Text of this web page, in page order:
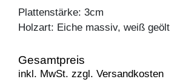
Plattenstärke: 3cm
Holzart: Eiche massiv, weiß geölt
Gesamtpreis
inkl. MwSt. zzgl. Versandkosten